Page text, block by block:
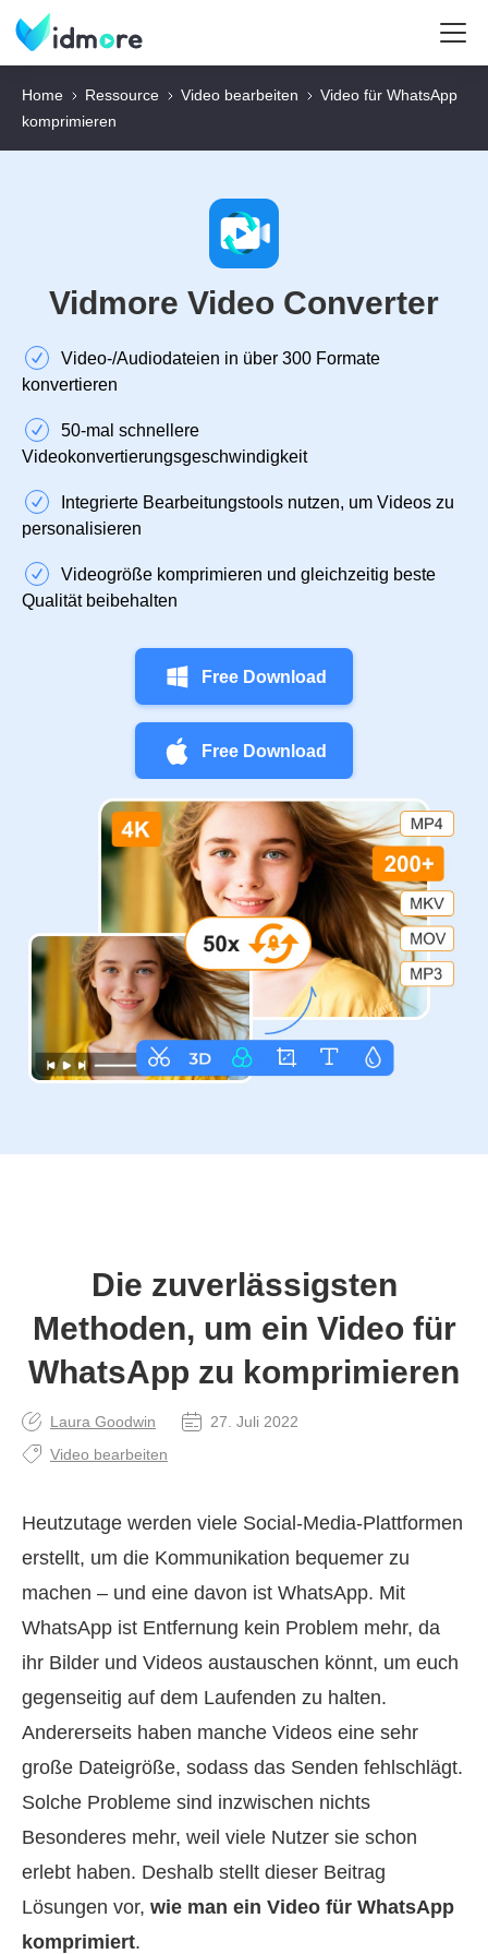
Home Ressource Video bearbeiten
Video für WhatsApp
komprimieren
Vidmore Video Converter
Video‑/Audiodateien in über 300 Formate
konvertieren
50‑mal schnellere
Videokonvertierungsgeschwindigkeit
Integrierte Bearbeitungstools nutzen, um Videos zu
personalisieren
Videogröße komprimieren und gleichzeitig beste
Qualität beibehalten
Free Download
Free Download
Die zuverlässigsten
Methoden, um ein Video für
WhatsApp zu komprimieren
Laura Goodwin
27. Juli 2022
Video bearbeiten
Heutzutage werden viele Social-Media‑Plattformen
erstellt, um die Kommunikation bequemer zu
machen – und eine davon ist WhatsApp. Mit
WhatsApp ist Entfernung kein Problem mehr, da
ihr Bilder und Videos austauschen könnt, um euch
gegenseitig auf dem Laufenden zu halten.
Andererseits haben manche Videos eine sehr
große Dateigröße, sodass das Senden fehlschlägt.
Solche Probleme sind inzwischen nichts
Besonderes mehr, weil viele Nutzer sie schon
erlebt haben. Deshalb stellt dieser Beitrag
Lösungen vor, wie man ein Video für WhatsApp
komprimiert.